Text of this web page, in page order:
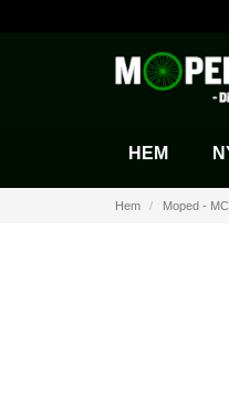
HEM
Hem Moped - MC